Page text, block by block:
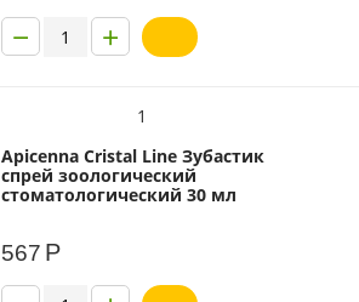
+
−
1
Apicenna Cristal Line Зубастик
спрей зоологический
стоматологический 30 мл
567 Р